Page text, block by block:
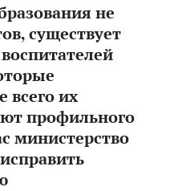
не
существует
всего их
профильного
министерство